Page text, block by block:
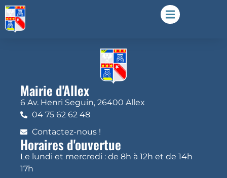
Mairie d'Allex
6 Av. Henri Seguin, 26400 Allex
04 75 62 62 48
Contactez-nous !
Horaires d'ouvertue
Le lundi et mercredi : de 8h à 12h et de 14h
17h